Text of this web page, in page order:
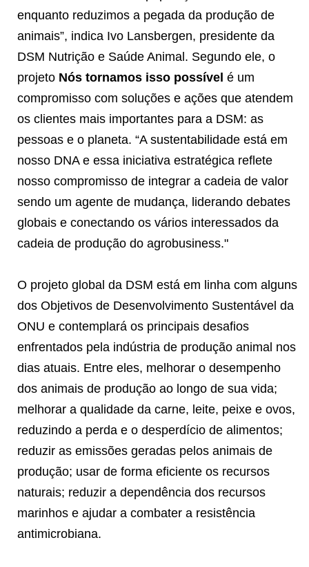
enquanto reduzimos a pegada da produção de
animais”, indica Ivo Lansbergen, presidente da
DSM Nutrição e Saúde Animal. Segundo ele, o
projeto Nós tornamos isso possível é um
compromisso com soluções e ações que atendem
os clientes mais importantes para a DSM: as
pessoas e o planeta. “A sustentabilidade está em
nosso DNA e essa iniciativa estratégica reflete
nosso compromisso de integrar a cadeia de valor
sendo um agente de mudança, liderando debates
globais e conectando os vários interessados da
cadeia de produção do agrobusiness."
O projeto global da DSM está em linha com alguns
dos Objetivos de Desenvolvimento Sustentável da
ONU e contemplará os principais desafios
enfrentados pela indústria de produção animal nos
dias atuais. Entre eles, melhorar o desempenho
dos animais de produção ao longo de sua vida;
melhorar a qualidade da carne, leite, peixe e ovos,
reduzindo a perda e o desperdício de alimentos;
reduzir as emissões geradas pelos animais de
produção; usar de forma eficiente os recursos
naturais; reduzir a dependência dos recursos
marinhos e ajudar a combater a resistência
antimicrobiana.